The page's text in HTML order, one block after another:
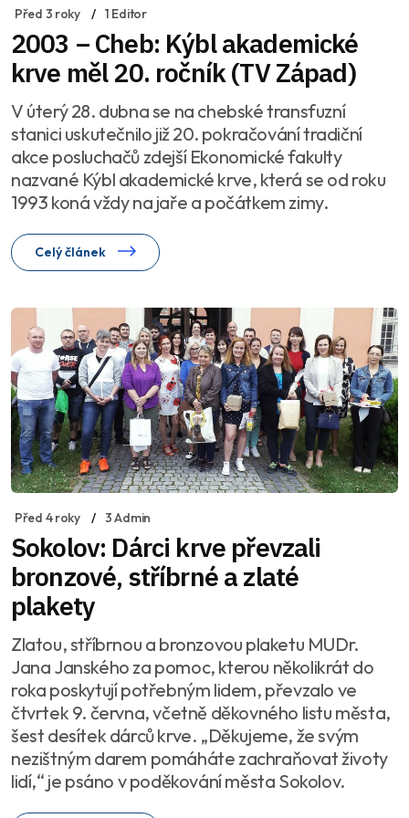
Před 3 roky 1 Editor
2003 – Cheb: Kýbl akademické
krve měl 20. ročník (TV Západ)
V úterý 28. dubna se na chebské transfuzní
stanici uskutečnilo již 20. pokračování tradiční
akce posluchačů zdejší Ekonomické fakulty
nazvané Kýbl akademické krve, která se od roku
1993 koná vždy na jaře a počátkem zimy.
Celý článek
Před 4 roky 3 Admin
Sokolov: Dárci krve převzali
bronzové, stříbrné a zlaté
plakety
Zlatou, stříbrnou a bronzovou plaketu MUDr.
Jana Janského za pomoc, kterou několikrát do
roka poskytují potřebným lidem, převzalo ve
čtvrtek 9. června, včetně děkovného listu města,
šest desítek dárců krve. „Děkujeme, že svým
nezištným darem pomáháte zachraňovat životy
lidí,“ je psáno v poděkování města Sokolov.